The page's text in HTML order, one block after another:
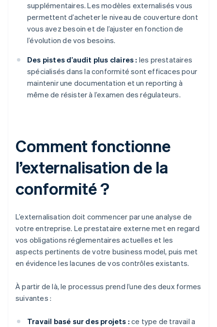
supplémentaires. Les modèles externalisés vous
permettent d’acheter le niveau de couverture dont
vous avez besoin et de l’ajuster en fonction de
l’évolution de vos besoins.
Des pistes d’audit plus claires : les prestataires
spécialisés dans la conformité sont efficaces pour
maintenir une documentation et un reporting à
même de résister à l’examen des régulateurs.
Comment fonctionne
l’externalisation de la
conformité ?
L’externalisation doit commencer par une analyse de
votre entreprise. Le prestataire externe met en regard
vos obligations réglementaires actuelles et les
aspects pertinents de votre business model, puis met
en évidence les lacunes de vos contrôles existants.
À partir de là, le processus prend l’une des deux formes
suivantes :
Travail basé sur des projets : ce type de travail a